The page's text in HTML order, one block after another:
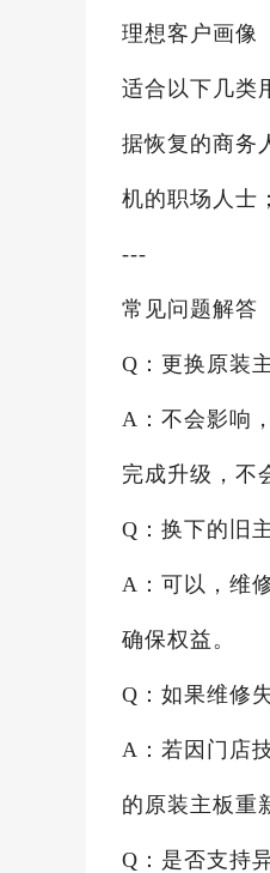
理想客户画像
适合以下几类
据恢复的商务
机的职场人士
---
常见问题解答
Q：更换原装
A：不会影响
完成升级，不
Q：换下的旧
A：可以，维
确保权益。
Q：如果维修
A：若因门店
的原装主板重
Q：是否支持